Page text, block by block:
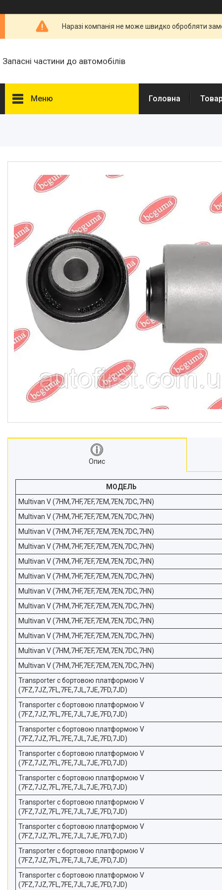
Наразі компанія не може швидко обробляти
Запасні частини до автомобілів
Меню
Запчастини для автомобілів
Високовольтні дроти
Свічки запалювання і
розжарювання
Автомобільні лампочки
Авто аксесуари, Інструмент,
Насоси, Домкрати
Щітки склоочисника
Автохімія
Оптика, дзеркала
Деталі підвіски і рульового
управління
Акумулятори
Ремені генератора,
Запчастини для іномарок
BCGUMA
Брелок для ключів
Про компанію
Головна
Опис
МОДЕЛЬ
Multivan V (7HM,7HF,7EF,7EM,7EN,7DC,7HN)
Multivan V (7HM,7HF,7EF,7EM,7EN,7DC,7HN)
Multivan V (7HM,7HF,7EF,7EM,7EN,7DC,7HN)
Multivan V (7HM,7HF,7EF,7EM,7EN,7DC,7HN)
Multivan V (7HM,7HF,7EF,7EM,7EN,7DC,7HN)
Multivan V (7HM,7HF,7EF,7EM,7EN,7DC,7HN)
Multivan V (7HM,7HF,7EF,7EM,7EN,7DC,7HN)
Multivan V (7HM,7HF,7EF,7EM,7EN,7DC,7HN)
Multivan V (7HM,7HF,7EF,7EM,7EN,7DC,7HN)
Multivan V (7HM,7HF,7EF,7EM,7EN,7DC,7HN)
Multivan V (7HM,7HF,7EF,7EM,7EN,7DC,7HN)
Multivan V (7HM,7HF,7EF,7EM,7EN,7DC,7HN)
Transporter c бортовою платформою V
(7FZ,7JZ,7FL,7FE,7JL,7JE,7FD,7JD)
Transporter c бортовою платформою V
(7FZ,7JZ,7FL,7FE,7JL,7JE,7FD,7JD)
Transporter c бортовою платформою V
(7FZ,7JZ,7FL,7FE,7JL,7JE,7FD,7JD)
Transporter c бортовою платформою V
(7FZ,7JZ,7FL,7FE,7JL,7JE,7FD,7JD)
Transporter c бортовою платформою V
(7FZ,7JZ,7FL,7FE,7JL,7JE,7FD,7JD)
Transporter c бортовою платформою V
(7FZ,7JZ,7FL,7FE,7JL,7JE,7FD,7JD)
Transporter c бортовою платформою V
(7FZ,7JZ,7FL,7FE,7JL,7JE,7FD,7JD)
Transporter c бортовою платформою V
(7FZ,7JZ,7FL,7FE,7JL,7JE,7FD,7JD)
Transporter c бортовою платформою V
(7FZ,7JZ,7FL,7FE,7JL,7JE,7FD,7JD)